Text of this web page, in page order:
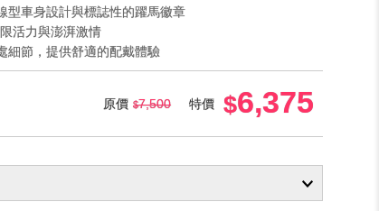
車身設計與標誌性的躍馬徽章
活力與澎湃激情
節，提供舒適的配戴體驗
原價 7,500 特價 6,375